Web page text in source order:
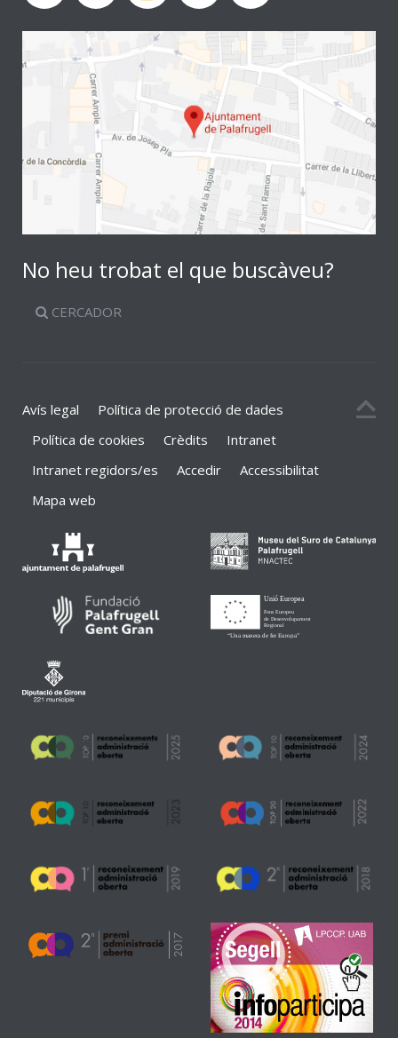
No heu trobat el que buscàveu?
CERCADOR
Avís legal
Política de protecció de dades
Política de cookies
Crèdits
Intranet
Intranet regidors/es
Accedir
Accessibilitat
Mapa web